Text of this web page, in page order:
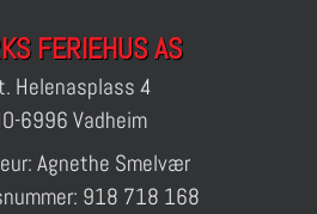
FERIEHUS AS
Helenasplass 4
6996 Vadheim
Agnethe Smelvær
918 718 168